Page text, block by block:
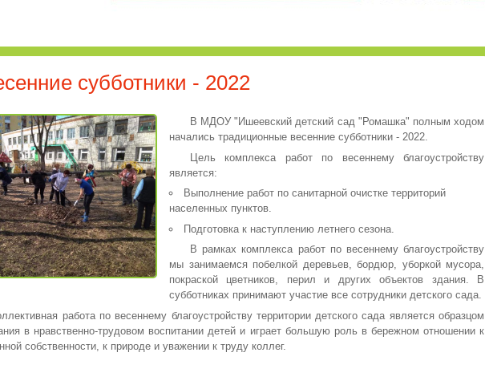
субботники - 2022
В МДОУ "Ишеевский детский сад "Ромашка" полным ходом
начались традиционные весенние субботники - 2022.
Цель комплекса работ по весеннему благоустройству
является:
Выполнение работ по санитарной очистке территорий
населенных пунктов.
Подготовка к наступлению летнего сезона.
В рамках комплекса работ по весеннему благоустройству
мы занимаемся побелкой деревьев, бордюр, уборкой мусора,
покраской цветников, перил и других объектов здания. В
субботниках принимают участие все сотрудники детского сада.
работа по весеннему благоустройству территории детского сада является образцом
в нравственно-трудовом воспитании детей и играет большую роль в бережном отношении к
собственности, к природе и уважении к труду коллег.